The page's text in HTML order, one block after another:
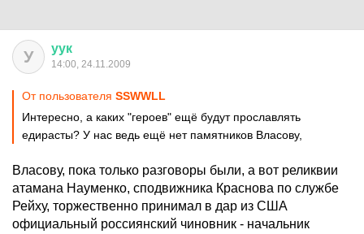
У уук
14:00, 24.11.2009
От пользователя SSWWLL
Интересно, а каких "героев" ещё будут прославлять
едирасты? У нас ведь ещё нет памятников Власову,
Власову, пока только разговоры были, а вот реликвии
атамана Науменко, сподвижника Краснова по службе
Рейху, торжественно принимал в дар из США
официальный россиянский чиновник - начальник